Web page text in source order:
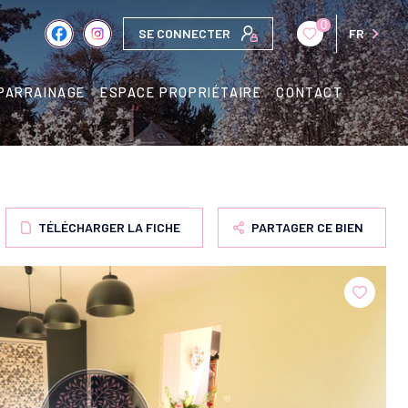
SE CONNECTER
0
FR
ESPACE PROPRIÉTAIRE CONTACT
TÉLÉCHARGER LA FICHE PARTAGER CE BIEN